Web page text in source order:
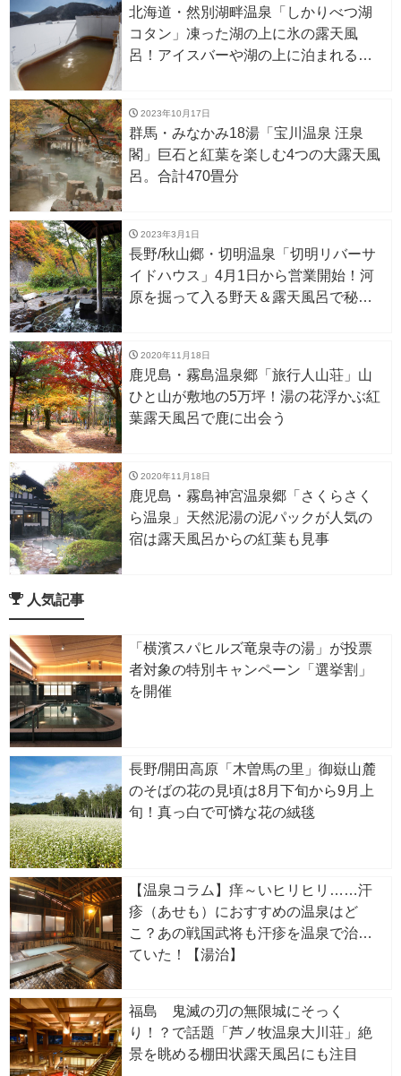
北海道・然別湖畔温泉「しかりべつ湖
コタン」凍った湖の上に氷の露天風
呂！アイスバーや湖の上に泊まれるア
2023年10月17日
群馬・みなかみ18湯「宝川温泉 汪泉
閣」巨石と紅葉を楽しむ4つの大露天風
呂。合計470畳分
2023年3月1日
長野/秋山郷・切明温泉「切明リバーサ
イドハウス」4月1日から営業開始！河
原を掘って入る野天＆露天風呂で秘境
2020年11月18日
鹿児島・霧島温泉郷「旅行人山荘」山
ひと山が敷地の5万坪！湯の花浮かぶ紅
葉露天風呂で鹿に出会う
2020年11月18日
鹿児島・霧島神宮温泉郷「さくらさく
ら温泉」天然泥湯の泥パックが人気の
宿は露天風呂からの紅葉も見事
人気記事
「横濱スパヒルズ竜泉寺の湯」が投票
者対象の特別キャンペーン「選挙割」
を開催
長野/開田高原「木曽馬の里」御嶽山麓
のそばの花の見頃は8月下旬から9月上
旬！真っ白で可憐な花の絨毯
【温泉コラム】痒～いヒリヒリ……汗
疹（あせも）におすすめの温泉はど
こ？あの戦国武将も汗疹を温泉で治し
ていた！【湯治】
福島 鬼滅の刃の無限城にそっく
り！？で話題「芦ノ牧温泉大川荘」絶
景を眺める棚田状露天風呂にも注目